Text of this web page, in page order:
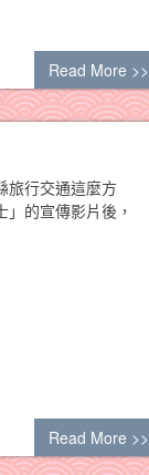
Read More >>
旅行交通這麼方
的宣傳影片後，
Read More >>